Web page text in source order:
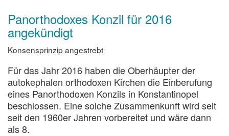
Panorthodoxes Konzil für 2016
angekündigt
Konsensprinzip angestrebt
Für das Jahr 2016 haben die Oberhäupter der
autokephalen orthodoxen Kirchen die Einberufung
eines Panorthodoxen Konzils in Konstantinopel
beschlossen. Eine solche Zusammenkunft wird seit
seit den 1960er Jahren vorbereitet und wäre dann
als 8.